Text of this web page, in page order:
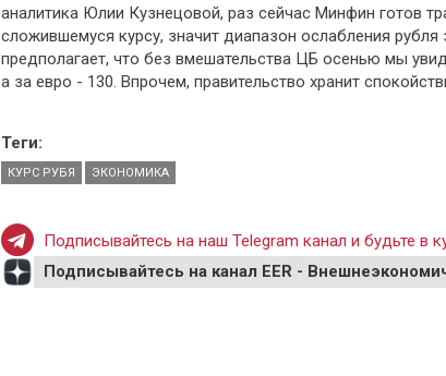
аналитика Юлии Кузнецовой, раз сейчас Минфин готов
сложившемуся курсу, значит диапазон ослабления рубля
предполагает, что без вмешательства ЦБ осенью мы
а за евро - 130. Впрочем, правительство хранит
Теги:
КУРС РУБЯ ЭКОНОМИКА
Подписывайтесь на наш Telegram канал и будьте в
Подписывайтесь на канал EER -